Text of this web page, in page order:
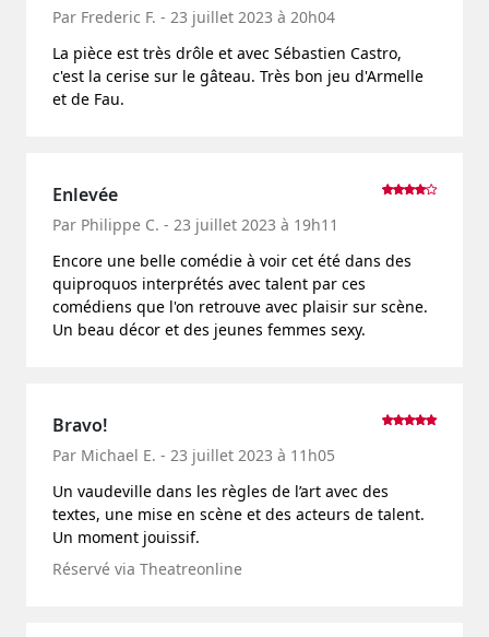
Par Frederic F. - 23 juillet 2023 à 20h04
La pièce est très drôle et avec Sébastien Castro,
c'est la cerise sur le gâteau. Très bon jeu d'Armelle
et de Fau.
Enlevée
Par Philippe C. - 23 juillet 2023 à 19h11
Encore une belle comédie à voir cet été dans des
quiproquos interprétés avec talent par ces
comédiens que l'on retrouve avec plaisir sur scène.
Un beau décor et des jeunes femmes sexy.
Bravo!
Par Michael E. - 23 juillet 2023 à 11h05
Un vaudeville dans les règles de l’art avec des
textes, une mise en scène et des acteurs de talent.
Un moment jouissif.
Réservé via Theatreonline